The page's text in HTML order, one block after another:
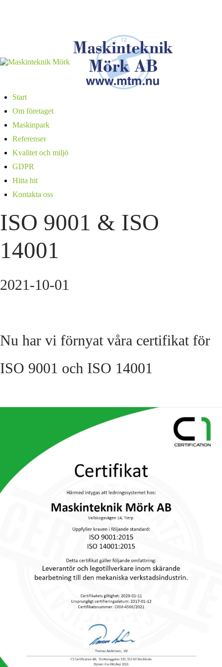
Start
Om företaget
Maskinpark
Referenser
Kvalitet och miljö
GDPR
Hitta hit
Kontakta oss
ISO 9001 & ISO
14001
2021-10-01
Nu har vi förnyat våra certifikat för
ISO 9001 och ISO 14001